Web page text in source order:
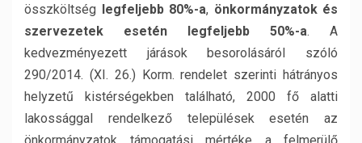
összköltség legfeljebb 80%-a, önkormányzatok és
szervezetek esetén legfeljebb 50%-a. A
kedvezményezett járások besorolásáról szóló
290/2014. (XI. 26.) Korm. rendelet szerinti hátrányos
helyzetű kistérségekben található, 2000 fő alatti
lakossággal rendelkező települések esetén az